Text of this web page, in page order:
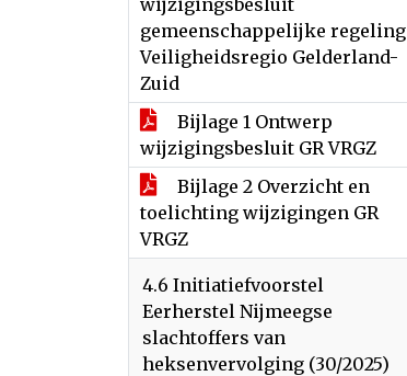
wijzigingsbesluit
gemeenschappelijke regeling
Veiligheidsregio Gelderland-
Zuid
Bijlage 1 Ontwerp
wijzigingsbesluit GR VRGZ
Bijlage 2 Overzicht en
toelichting wijzigingen GR
VRGZ
4.6 Initiatiefvoorstel
Eerherstel Nijmeegse
slachtoffers van
heksenvervolging (30/2025)